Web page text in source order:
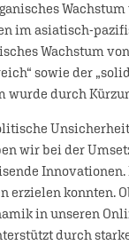
im asiatisch-
Wachstum
sowie der
wurde durch
wir bei der
erzielen konnten.
in unseren
durch